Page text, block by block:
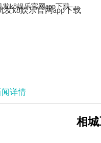
发k8娱乐官网app下载
发k8娱乐官网app下载
闻详情
相